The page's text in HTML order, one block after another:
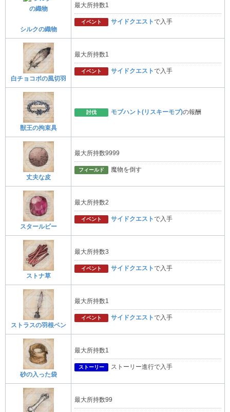
シルクの織物
最大所持数1
イベント サイドクエストで入手
白チョコボの風切羽
最大所持数1
イベント サイドクエストで入手
獣王の拘束具
討伐 モブハント(リスキーモブ)の報酬
丈夫な皮
最大所持数9999
フィールド 魔物を倒す
スタールビー
最大所持数2
イベント サイドクエストで入手
ストナ草
最大所持数3
イベント サイドクエストで入手
ストラスの羽根ペン
最大所持数1
イベント サイドクエストで入手
砂の入った袋
最大所持数1
ストーリー ストーリー進行で入手
最大所持数99